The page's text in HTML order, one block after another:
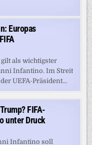
Europas
als wichtigster
Infantino. Im Streit
UEFA-Präsident...
FIFA-
unter Druck
Infantino soll